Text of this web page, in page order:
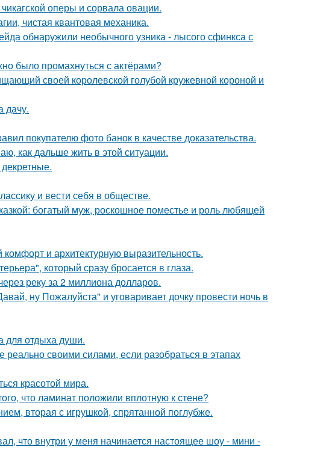
оперы и сорвала овации.
чистая квантовая механика.
обнаружили необычного узника - лысого сфинкса с
было промахнуться с актёрами?
своей королевской голубой кружевной короной и
дачу.
покупателю фото банок в качестве доказательства.
как дальше жить в этой ситуации.
и вести себя в обществе.
богатый муж, роскошное поместье и роль любящей
и архитектурную выразительность.
который сразу бросается в глаза.
реку за 2 миллиона долларов.
ну Пожалуйста" и уговаривает дочку провести ночь в
для отдыха души.
своими силами, если разобраться в этапах
красотой мира.
что ламинат положили вплотную к стене?
вторая с игрушкой, спрятанной поглубже.
что внутри у меня начинается настоящее шоу - мини -